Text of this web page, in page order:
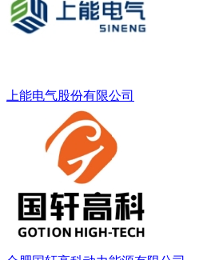
上能电气股份有限公司